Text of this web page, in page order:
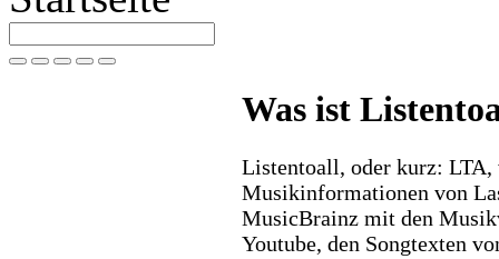
Was ist
Listentoall, oder kurz: LTA,
Musikinformationen von
MusicBrainz mit den
Youtube, den Songtexten